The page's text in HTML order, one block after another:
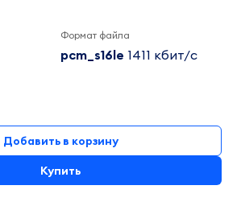
Формат файла
pcm_s16le 1411 кбит/c
Добавить в корзину
Купить